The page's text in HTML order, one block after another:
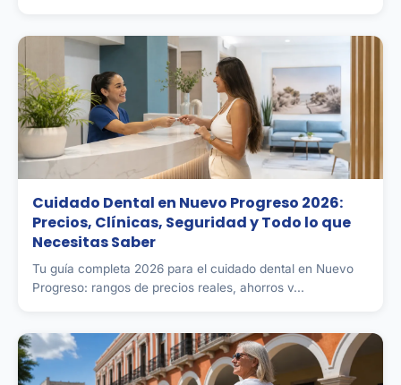
Cuidado Dental en Nuevo Progreso 2026:
Precios, Clínicas, Seguridad y Todo lo que
Necesitas Saber
Tu guía completa 2026 para el cuidado dental en Nuevo
Progreso: rangos de precios reales, ahorros v...